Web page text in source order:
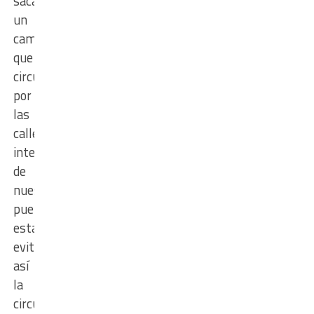
un
camión
que
circula
por
las
calles
internas
de
nuestro
pueblo,
estamos
evitando
así
la
circulación